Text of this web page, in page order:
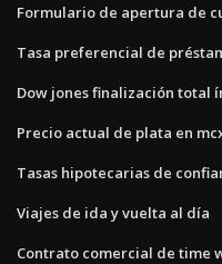
Formulario de apertura de
Tasa preferencial de
Dow jones finalización total
Precio actual de plata en
Tasas hipotecarias de
Viajes de ida y vuelta al día
Contrato comercial de time